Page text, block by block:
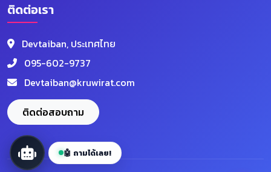
ติดต่อเรา
Devtaiban, ประเทศไทย
095-602-9737
Devtaiban@kruwirat.com
ติดต่อสอบถาม
🤖 ถามได้เลย!
Devtaiban AI
ออนไลน์ตลอด 24 ชม.
👋 สวัสดีครับ! ผม Devtaiban AI พร้อมช่วยตอบ
📦 โปรแกรม 🎓 คอร์ส